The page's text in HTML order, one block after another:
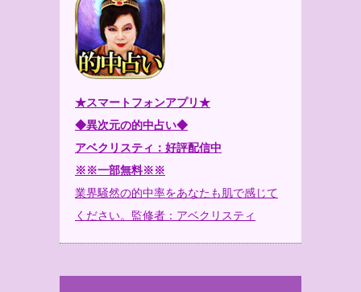
★スマートフォンアプリ★
◆異次元の的中占い◆
アベクリスティ：好評配信中
※※一部無料※※
業界騒然の的中率をあなたも肌で感じて
ください。監修者：アベクリスティ